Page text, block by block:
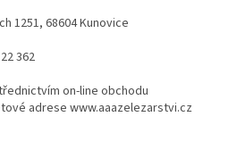
1251, 68604 Kunovice
362
on-line obchodu
adrese www.aaazelezarstvi.cz